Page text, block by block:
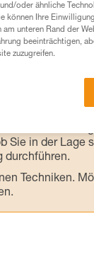
die es in diesem
diese
enthaltenen
Ausbildung
Sie in der Lage
durchführen.
Techniken.
oder ähnliche
können Ihre
am unteren Rand der
beeinträchtigen,
zuzugreifen.